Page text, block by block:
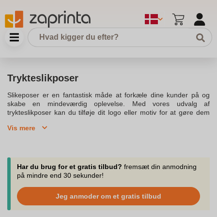
Trykteslikposer
Slikeposer er en fantastisk måde at forkæle dine kunder på og
skabe en mindeværdig oplevelse. Med vores udvalg af
trykteslikposer kan du tilføje dit logo eller motiv for at gøre dem
inklusiv vingummi, bolcher, og tyggegummi, og gør dem til en del
reklamegaver.Vores slikposer med logo giver dig mulighed for
nem online bestilling, så du kan imødekomme dine kunder og
potentielle kunder hurtigt. Med hurtig levering og muligheden for
effektivt og bringe glæde til modtagerne. Vælg mellem flere
varianter af slik, som vingummibamser og pebermynte, der kan
tilpasses med dit logo eller motiv.Slikeposerne kan bruges til
Vis mere
Har du brug for et gratis tilbud? fremsæt din anmodning
på mindre end 30 sekunder!
Jeg anmoder om et gratis tilbud